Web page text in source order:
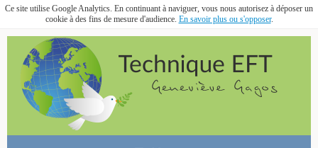
Ce site utilise Google Analytics. En continuant à naviguer, vous nous autorisez à déposer un
cookie à des fins de mesure d'audience. En savoir plus ou s'opposer.